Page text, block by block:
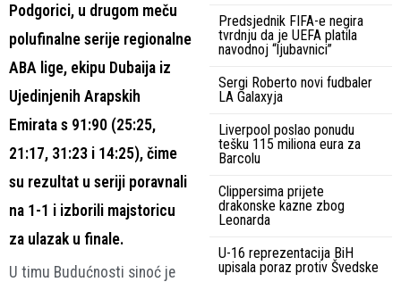
Podgorici, u drugom meču
polufinalne serije regionalne
ABA lige, ekipu Dubaija iz
Ujedinjenih Arapskih
Emirata s 91:90 (25:25,
21:17, 31:23 i 14:25), čime
su rezultat u seriji poravnali
na 1-1 i izborili majstoricu
za ulazak u finale.
U timu Budućnosti sinoć je
Predsjednik FIFA-e negira
tvrdnju da je UEFA platila
navodnoj “ljubavnici”
Sergi Roberto novi fudbaler
LA Galaxyja
Liverpool poslao ponudu
tešku 115 miliona eura za
Barcolu
Clippersima prijete
drakonske kazne zbog
Leonarda
U-16 reprezentacija BiH
upisala poraz protiv Švedske